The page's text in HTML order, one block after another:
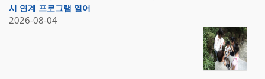
시 연계 프로그램 열어
2026-08-04